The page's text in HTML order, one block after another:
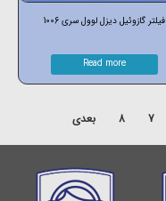
فیلتر گازوئیل دیزل لوول سری 1006
Read more
7
8 بعدی